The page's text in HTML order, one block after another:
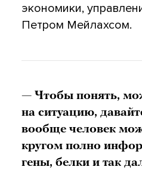
экономики,
Петром Мейлахсом.
— Чтобы понять,
на ситуацию,
вообще человек
кругом полно
гены, белки и так